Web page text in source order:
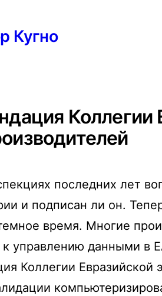
Кугно
последних лет
и подписан ли он.
время. Многие
к управлению данными в
Коллегии